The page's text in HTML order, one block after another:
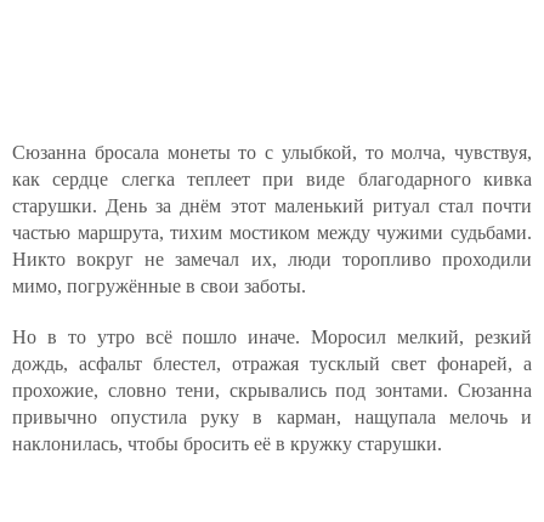
Сюзанна бросала монеты то с улыбкой, то молча, чувствуя,
как сердце слегка теплеет при виде благодарного кивка
старушки. День за днём этот маленький ритуал стал почти
частью маршрута, тихим мостиком между чужими судьбами.
Никто вокруг не замечал их, люди торопливо проходили
мимо, погружённые в свои заботы.
Но в то утро всё пошло иначе. Моросил мелкий, резкий
дождь, асфальт блестел, отражая тусклый свет фонарей, а
прохожие, словно тени, скрывались под зонтами. Сюзанна
привычно опустила руку в карман, нащупала мелочь и
наклонилась, чтобы бросить её в кружку старушки.